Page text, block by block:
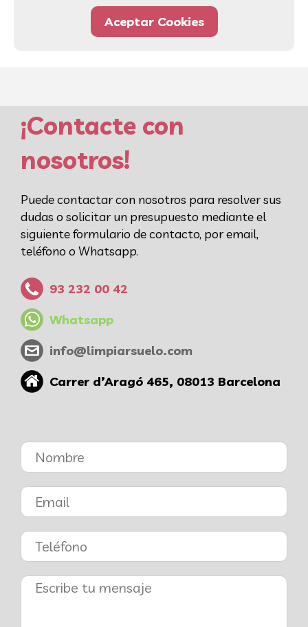
93 232 00 42 Whatsapp
¡Contacte con
nosotros!
Puede contactar con nosotros para resolver sus
dudas o solicitar un presupuesto mediante el
siguiente formulario de contacto, por email,
teléfono o Whatsapp.
93 232 00 42
Whatsapp
info@limpiarsuelo.com
Carrer d’Aragó 465, 08013 Barcelona
Aceptar Cookies